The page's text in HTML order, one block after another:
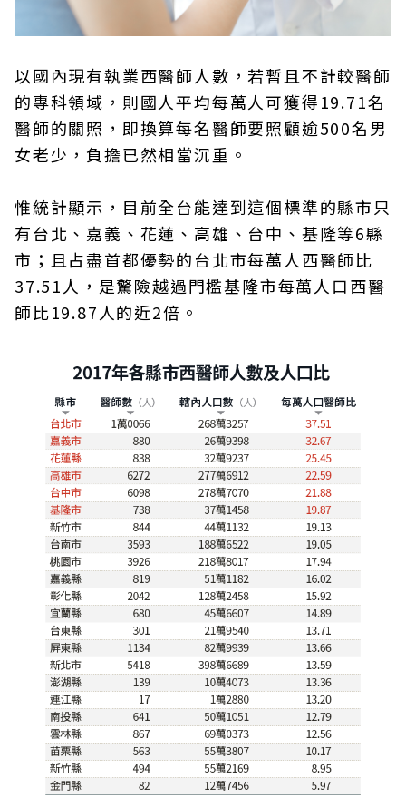
以國內現有執業西醫師人數，若暫且不計較醫師
的專科領域，則國人平均每萬人可獲得19.71名
醫師的關照，即換算每名醫師要照顧逾500名男
女老少，負擔已然相當沉重。
惟統計顯示，目前全台能達到這個標準的縣市只
有台北、嘉義、花蓮、高雄、台中、基隆等6縣
市；且占盡首都優勢的台北市每萬人西醫師比
37.51人，是驚險越過門檻基隆市每萬人口西醫
師比19.87人的近2倍。